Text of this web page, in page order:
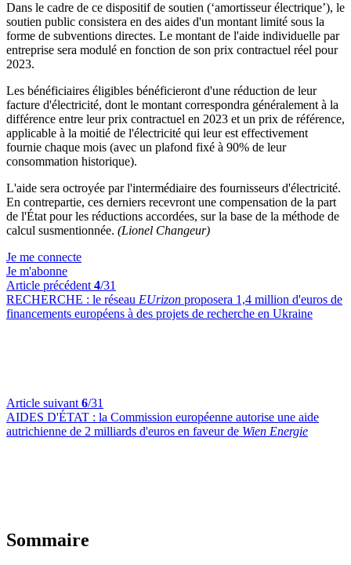
Dans le cadre de ce dispositif de soutien (‘amortisseur électrique’), le
soutien public consistera en des aides d'un montant limité sous la
forme de subventions directes. Le montant de l'aide individuelle par
entreprise sera modulé en fonction de son prix contractuel réel pour
2023.
Les bénéficiaires éligibles bénéficieront d'une réduction de leur
facture d'électricité, dont le montant correspondra généralement à la
différence entre leur prix contractuel en 2023 et un prix de référence,
applicable à la moitié de l'électricité qui leur est effectivement
fournie chaque mois (avec un plafond fixé à 90% de leur
consommation historique).
L'aide sera octroyée par l'intermédiaire des fournisseurs d'électricité.
En contrepartie, ces derniers recevront une compensation de la part
de l'État pour les réductions accordées, sur la base de la méthode de
calcul susmentionnée. (Lionel Changeur)
Je me connecte
Je m'abonne
Article précédent 4/31
RECHERCHE : le réseau EUrizon proposera 1,4 million d'euros de
financements européens à des projets de recherche en Ukraine
Article suivant 6/31
AIDES D'ÉTAT : la Commission européenne autorise une aide
autrichienne de 2 milliards d'euros en faveur de Wien Energie
Sommaire